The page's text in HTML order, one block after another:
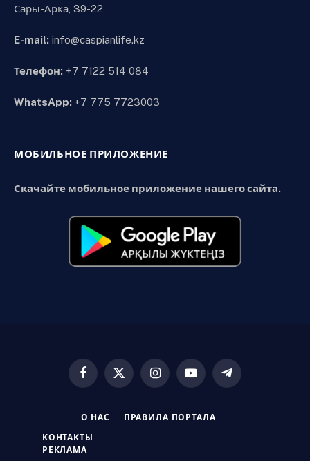
Сары-Арка, 39-22
E-mail: info@caspianlife.kz
Телефон: +7 7122 514 084
WhatsApp: +7 775 7723003
МОБИЛЬНОЕ ПРИЛОЖЕНИЕ
Скачайте мобильное приложение нашего сайта.
Facebook
X
InstagramYouTubeTelegram
О НАС ПРАВИЛА ПОРТАЛА
КОНТАКТЫ
РЕКЛАМА